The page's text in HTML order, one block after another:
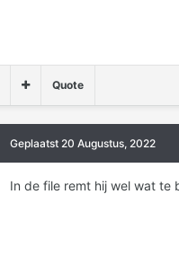
Quote
Geplaatst 20 Augustus, 2022
In de file remt hij wel wat te